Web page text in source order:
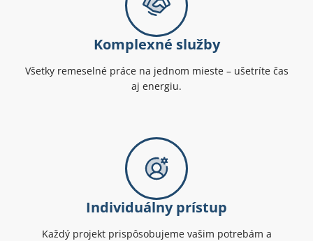
Komplexné služby
Všetky remeselné práce na jednom mieste – ušetríte čas
aj energiu.
Individuálny prístup
Každý projekt prispôsobujeme vašim potrebám a